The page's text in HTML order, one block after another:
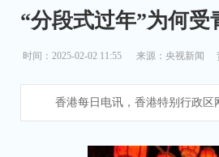
“分段式过年”为何受
时间：2025-02-02 11:55 来源： 央视新闻
香港每日电讯，香港特别行政区